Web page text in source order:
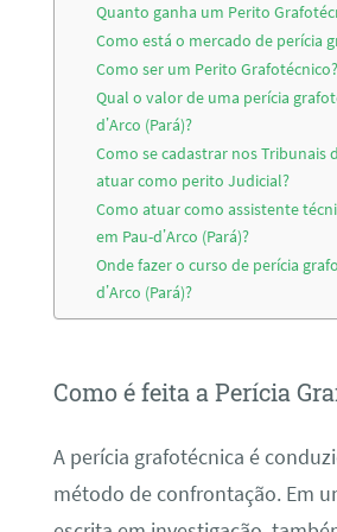
Quanto ganha um Perito
Como está o mercado de perícia
Como ser um Perito Grafotécnico?
Qual o valor de uma perícia
d’Arco (Pará)?
Como se cadastrar nos Tribunais
atuar como perito Judicial?
Como atuar como assistente
em Pau-d’Arco (Pará)?
Onde fazer o curso de perícia
d’Arco (Pará)?
Como é feita a Perícia
A perícia grafotécnica é
método de confrontação. Em